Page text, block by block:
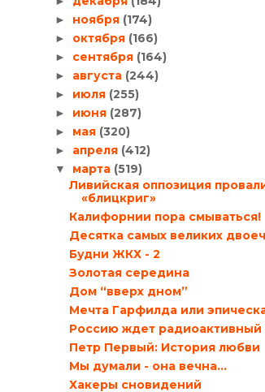
► ноября (174)
► октября (166)
► сентября (164)
► августа (244)
► июля (255)
► июня (287)
► мая (320)
► апреля (412)
▼ марта (519)
Ливийская оппозиция
«блицкриг»
Калифорнии пора смываться!
Десятка самых великих
Будни ЖКХ - 2
Золотая середина
Дом “вверх дном”
Мечта Гарфилда или
Россию ждет радиоактивный
Петр Первый: История любви
Мы думали - она вечна...
Хакеры сновидений